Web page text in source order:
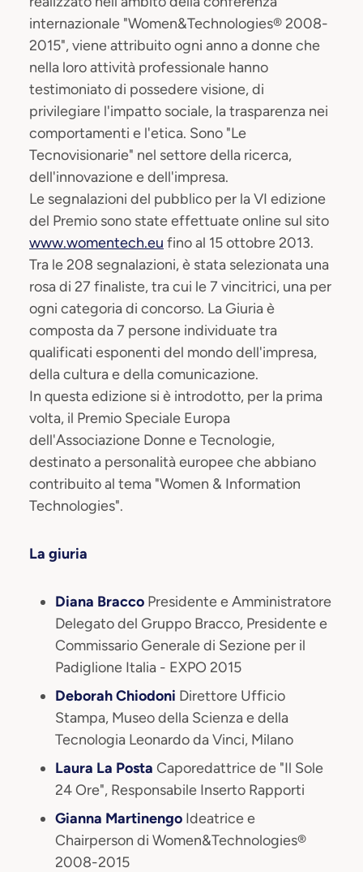
internazionale "Women&Technologies® 2008-
2015", viene attribuito ogni anno a donne che
nella loro attività professionale hanno
testimoniato di possedere visione, di
privilegiare l'impatto sociale, la trasparenza nei
comportamenti e l'etica. Sono "Le
Tecnovisionarie" nel settore della ricerca,
dell'innovazione e dell'impresa.
Le segnalazioni del pubblico per la VI edizione
del Premio sono state effettuate online sul sito
www.womentech.eu fino al 15 ottobre 2013.
Tra le 208 segnalazioni, è stata selezionata una
rosa di 27 finaliste, tra cui le 7 vincitrici, una per
ogni categoria di concorso. La Giuria è
composta da 7 persone individuate tra
qualificati esponenti del mondo dell'impresa,
della cultura e della comunicazione.
In questa edizione si è introdotto, per la prima
volta, il Premio Speciale Europa
dell'Associazione Donne e Tecnologie,
destinato a personalità europee che abbiano
contribuito al tema "Women & Information
Technologies".
La giuria
Diana Bracco Presidente e Amministratore
Delegato del Gruppo Bracco, Presidente e
Commissario Generale di Sezione per il
Padiglione Italia - EXPO 2015
Deborah Chiodoni Direttore Ufficio
Stampa, Museo della Scienza e della
Tecnologia Leonardo da Vinci, Milano
Laura La Posta Caporedattrice de "Il Sole
24 Ore", Responsabile Inserto Rapporti
Gianna Martinengo Ideatrice e
Chairperson di Women&Technologies®
2008-2015